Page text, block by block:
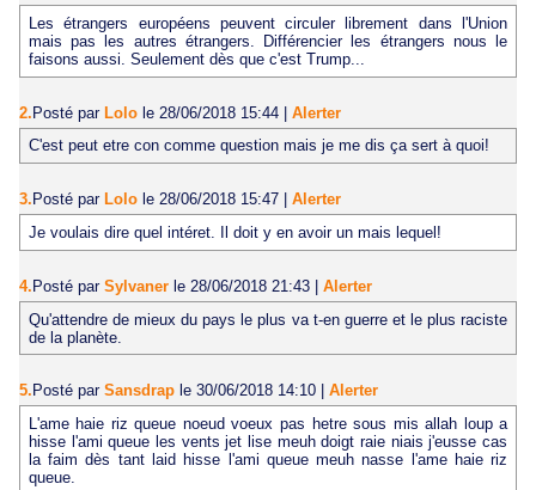
Les étrangers européens peuvent circuler librement dans l'Union
mais pas les autres étrangers. Différencier les étrangers nous le
faisons aussi. Seulement dès que c'est Trump...
2.Posté par Lolo le 28/06/2018 15:44 | Alerter
C'est peut etre con comme question mais je me dis ça sert à quoi!
3. Posté par Lolo le 28/06/2018 15:47
Alerter
Je voulais dire quel intéret. Il doit y en avoir un mais lequel!
4.Posté par Sylvaner le 28/06/2018 21:43 | Alerter
Qu'attendre de mieux du pays le plus va t-en guerre et le plus raciste
de la planète.
5. Posté par Sansdrap le 30/06/2018 14:10
Alerter
L'ame haie riz queue noeud voeux pas hetre sous mis allah loup a
hisse l'ami queue les vents jet lise meuh doigt raie niais j'eusse cas
la faim dès tant laid hisse l'ami queue meuh nasse l'ame haie riz
queue.